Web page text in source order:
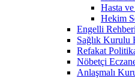
Hasta
Hekim
Engelli Rehberi
Sağlık Kurulu
Refakat
Nöbetçi
Anlaşmalı